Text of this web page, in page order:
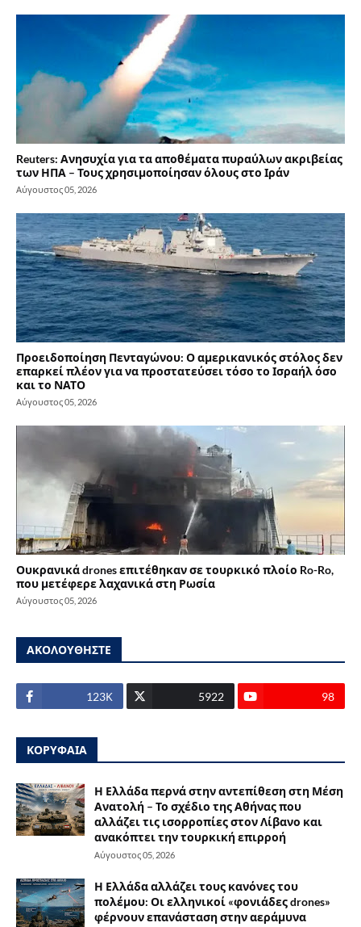
Reuters: Ανησυχία για τα αποθέματα πυραύλων ακριβείας
των ΗΠΑ – Τους χρησιμοποίησαν όλους στο Ιράν
Αύγουστος 05, 2026
Προειδοποίηση Πενταγώνου: Ο αμερικανικός στόλος δεν
επαρκεί πλέον για να προστατεύσει τόσο το Ισραήλ όσο
και το ΝΑΤΟ
Αύγουστος 05, 2026
Ουκρανικά drones επιτέθηκαν σε τουρκικό πλοίο Ro-Ro,
που μετέφερε λαχανικά στη Ρωσία
Αύγουστος 05, 2026
ΑΚΟΛΟΥΘΗΣΤΕ
123Κ 5922 98
ΚΟΡΥΦΑΙΑ
Η Ελλάδα περνά στην αντεπίθεση στη Μέση
Ανατολή – Το σχέδιο της Αθήνας που
αλλάζει τις ισορροπίες στον Λίβανο και
ανακόπτει την τουρκική επιρροή
Αύγουστος 05, 2026
Η Ελλάδα αλλάζει τους κανόνες του
πολέμου: Οι ελληνικοί «φονιάδες drones»
φέρνουν επανάσταση στην αεράμυνα